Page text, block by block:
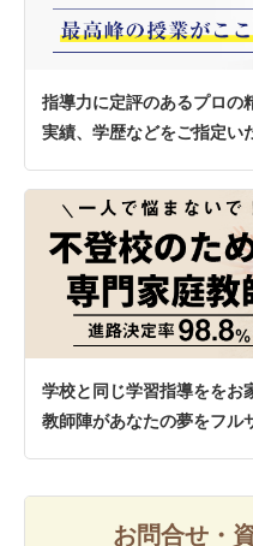
指導力に定評のあるプロの
実績、学歴などをご指定い
学校と同じ学習指導ををお
教師陣があなたの夢をフル
お問合せ・